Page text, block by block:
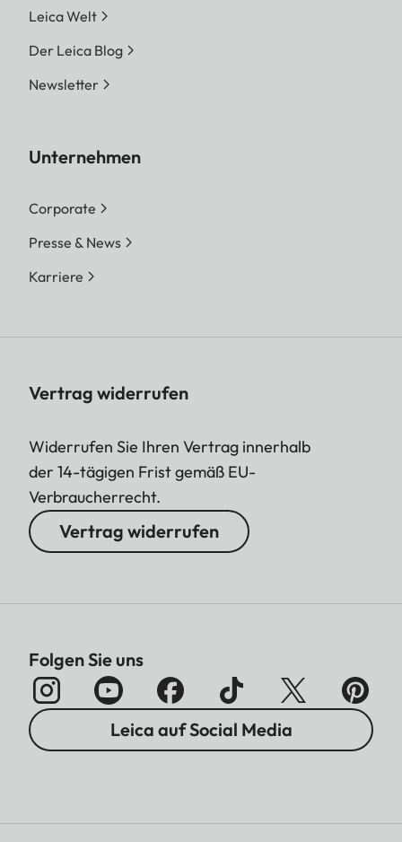
Leica Welt
Der Leica Blog
Newsletter
Unternehmen
Corporate
Presse & News
Karriere
Vertrag widerrufen
Widerrufen Sie Ihren Vertrag innerhalb
der 14-tägigen Frist gemäß EU-
Verbraucherrecht.
Vertrag widerrufen
Folgen Sie uns
Leica auf Social Media